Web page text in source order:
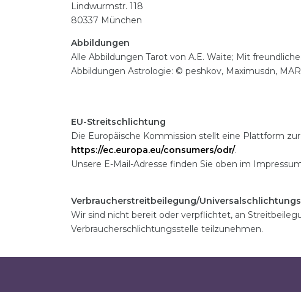
Lindwurmstr. 118
80337 München
Abbildungen
Alle Abbildungen Tarot von A.E. Waite; Mit
Abbildungen Astrologie: © peshkov, Maximusdn,
EU-Streitschlichtung
Die Europäische Kommission stellt eine Plattform
https://ec.europa.eu/consumers/odr/.
Unsere E-Mail-Adresse finden Sie oben im
Verbraucherstreitbeilegung/
Wir sind nicht bereit oder verpflichtet, an
Verbraucherschlichtungsstelle teilzunehmen.